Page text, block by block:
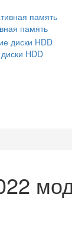
память
HDD